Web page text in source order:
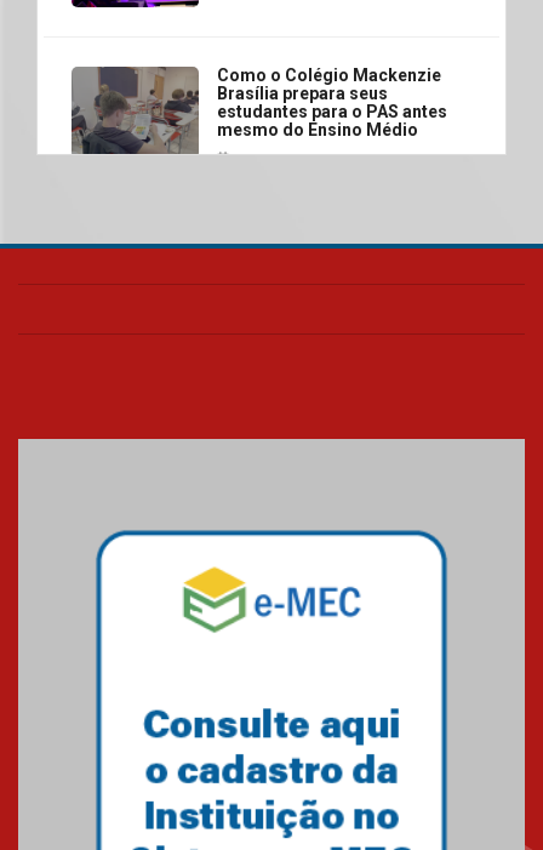
Como o Colégio Mackenzie
Brasília prepara seus
estudantes para o PAS antes
mesmo do Ensino Médio
Como os pais podem investir
escola
Professora do Mackenzie é
finalista do Prêmio Jabuti com
obra sobre ética e arquitetura
contemporânea
Semana Internacional
Mackenzie promove parcerias
internacionais
03.08.2026